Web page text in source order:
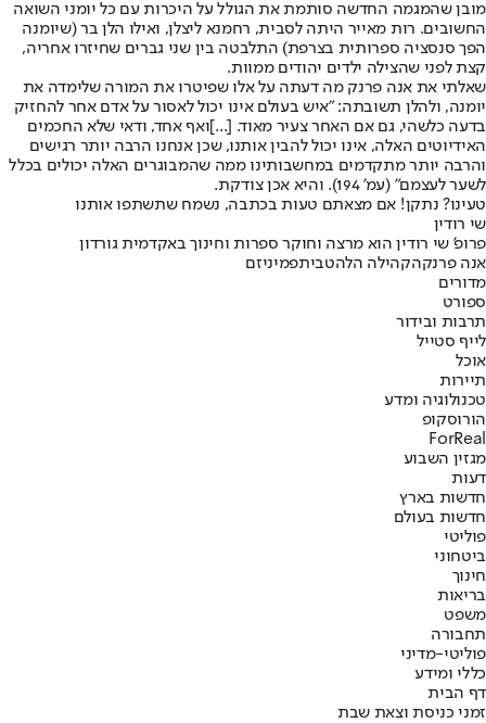
מובן שהמגמה החדשה סותמת את הגולל על היכרות עם כל יומני השואה
החשובים. רות מאייר היתה לסבית, רחמנא ליצלן, ואילו הלן בר (שיומנה
הפך סנסציה ספרותית בצרפת) התלבטה בין שני גברים שחיזרו אחריה,
קצת לפני שהצילה ילדים יהודים ממוות.
שאלתי את אנה פרנק מה דעתה על אלו שפיטרו את המורה שלימדה את
יומנה, ולהלן תשובתה: "איש בעולם אינו יכול לאסור על אדם אחר להחזיק
בדעה כלשהי, גם אם האחר צעיר מאוד. [...]ואף אחד, ודאי שלא החכמים
האידיוטים האלה, אינו יכול להבין אותנו, שכן אנחנו הרבה יותר רגישים
והרבה יותר מתקדמים במחשבותינו ממה שהמבוגרים האלה יכולים בכלל
לשער לעצמם" (עמ' 194). והיא אכן צודקת.
טעינו? נתקן! אם מצאתם טעות בכתבה, נשמח שתשתפו אותנו
שי רודין
פרופ' שי רודין הוא מרצה וחוקר ספרות וחינוך באקדמית גורדון
אנה פרנקהקהילה הלהטביתפמיניזם
מדורים
ספורט
תרבות ובידור
לייף סטייל
אוכל
תיירות
טכנולוגיה ומדע
הורוסקופ
ForReal
מגזין השבוע
דעות
חדשות בארץ
חדשות בעולם
פוליטי
ביטחוני
חינוך
בריאות
משפט
תחבורה
פוליטי-מדיני
כללי ומידע
דף הבית
זמני כניסת וצאת שבת